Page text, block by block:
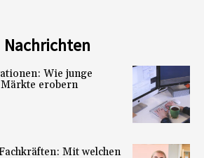
Nachrichten
Wie junge
erobern
Mit welchen